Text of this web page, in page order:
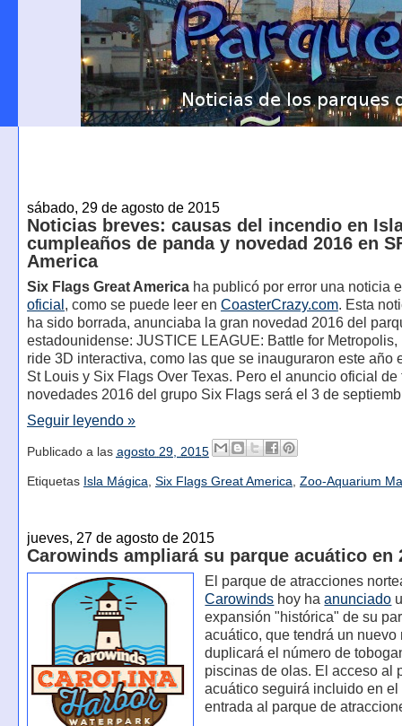
sábado, 29 de agosto de 2015
Noticias breves: causas del incendio en
cumpleaños de panda y novedad 2016 en
America
Six Flags Great Americaha publicó por error una noticia
oficial , como se puede leer en CoasterCrazy.com. Esta
ha sido borrada, anunciaba la gran novedad 2016 del
estadounidense: JUSTICE LEAGUE: Battle for Metropolis,
ride 3D interactiva, como las que se inauguraron este año
St Louis y Six Flags Over Texas. Pero el anuncio oficial de
novedades 2016 del grupo Six Flags será el 3 de
Seguir leyendo »
Publicado a las agosto 29, 2015
Etiquetas Isla Mágica, Six Flags Great America, Zoo-Aquarium
jueves, 27 de agosto de 2015
Carowinds ampliará su parque acuático en
El parque de atracciones
Carowinds hoy haanunciado
expansión "histórica" de su
acuático, que tendrá un nuevo
duplicará el número de
piscinas de olas. El acceso al
acuático seguirá incluido en
entrada al parque de